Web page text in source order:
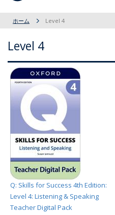
ホーム Level 4
Level 4
Q: Skills for Success 4th Edition:
Level 4: Listening & Speaking
Teacher Digital Pack